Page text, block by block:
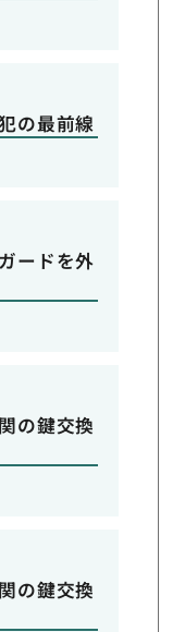
の最前線
ードを外
の鍵交換
の鍵交換